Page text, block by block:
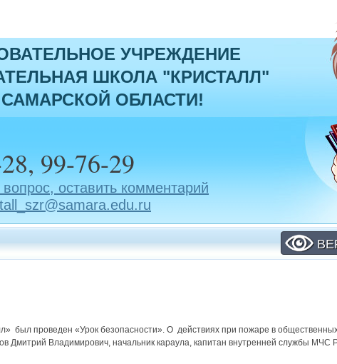
УЧРЕЖДЕНИЕ
ШКОЛА "КРИСТАЛЛ"
ОБЛАСТИ!
99-76-29
вопрос, оставить комментарий
был проведен «Урок безопасности». О действиях при пожаре в общественных
Дмитрий Владимирович, начальник караула, капитан внутренней службы МЧС